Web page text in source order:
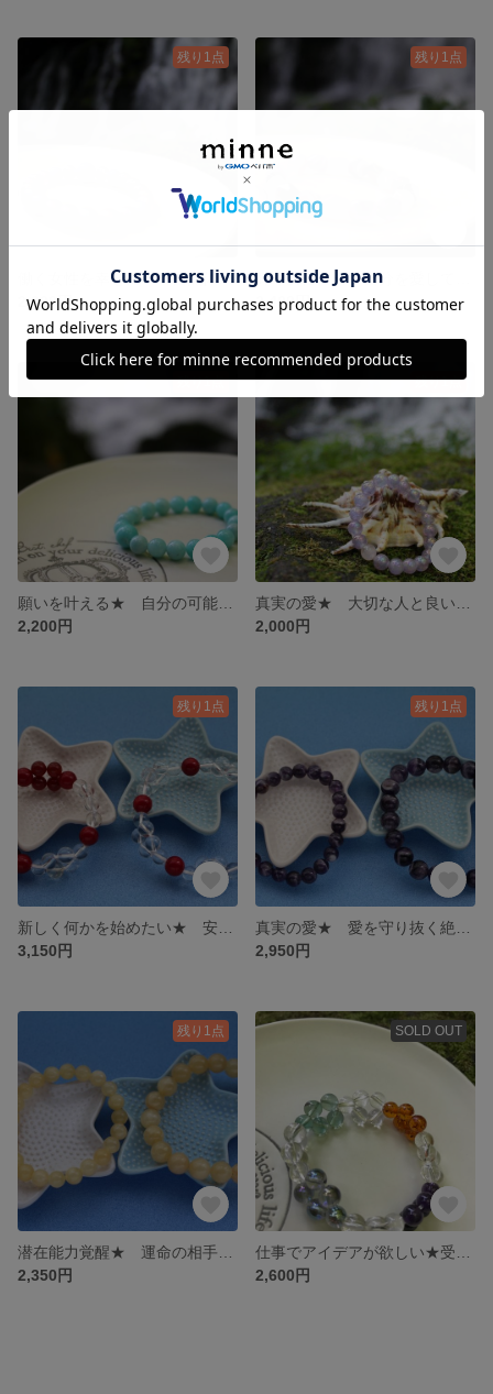
残り1点
働く女性を幸せに☆ 自然体に生きる＆ストレスや過去のトラウマを防御
2,200円
残り1点
2,400円
残り1点
2,200円
残り1点
2,000円
残り1点
3,150円
残り1点
2,950円
残り1点
2,350円
SOLD OUT
2,600円